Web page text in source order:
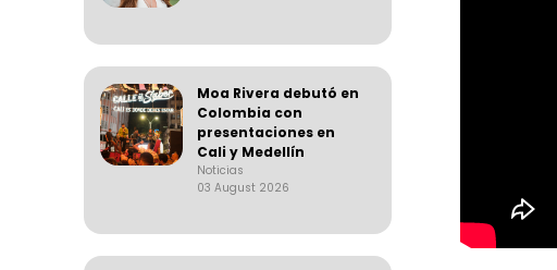
Moa Rivera debutó en
Colombia con
presentaciones en
Cali y Medellín
Noticias
03 August 2026